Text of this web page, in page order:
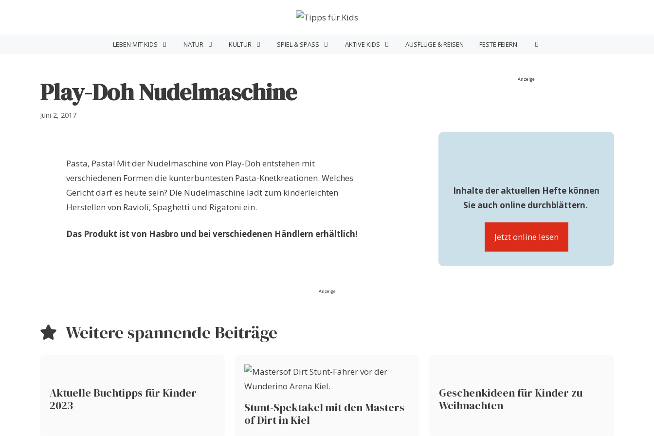
LEBEN MIT KIDS NATUR KULTUR SPIEL & SPASS AKTIVE KIDS AUSFLÜGE & REISEN FESTE FEIERN
Play-Doh Nudelmaschine
Juni 2, 2017
Pasta, Pasta! Mit der Nudelmaschine von Play-Doh entstehen mit
verschiedenen Formen die kunterbuntesten Pasta-Knetkreationen. Welches
Gericht darf es heute sein? Die Nudelmaschine lädt zum kinderleichten
Herstellen von Ravioli, Spaghetti und Rigatoni ein.
Das Produkt ist von Hasbro und bei verschiedenen Händlern erhältlich!
Anzeige
Inhalte der aktuellen Hefte können
Sie auch online durchblättern.
Jetzt online lesen
Anzeige
Weitere spannende Beiträge
Aktuelle Buchtipps für Kinder
2023
Stunt-Spektakel mit den Masters
of Dirt in Kiel
Geschenkideen für Kinder zu
Weihnachten